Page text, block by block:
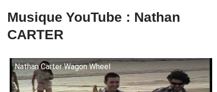
Musique YouTube : Nathan
CARTER
Nathan Carter Wagon Wheel